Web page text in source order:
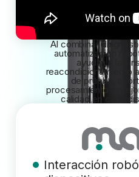
Al combinar
automatización
ayudan a las
reacondicionamiento
de prueba,
procesamiento y
calidad en cada
Interacción